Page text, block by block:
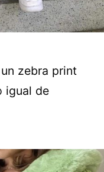
zebra print
igual de